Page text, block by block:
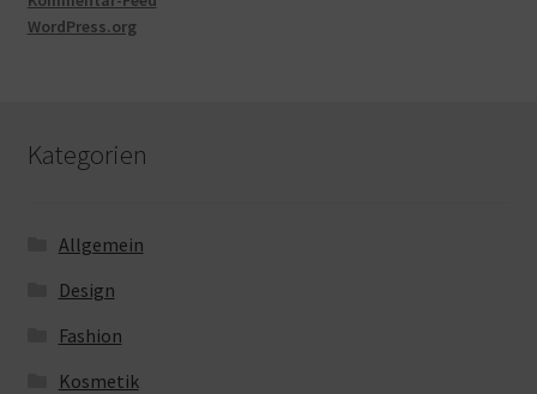
WordPress.org
Kategorien
Allgemein
Design
Fashion
Kosmetik